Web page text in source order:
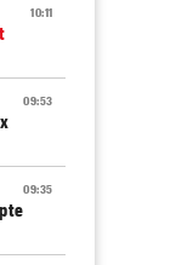
10:11
09:53
09:35